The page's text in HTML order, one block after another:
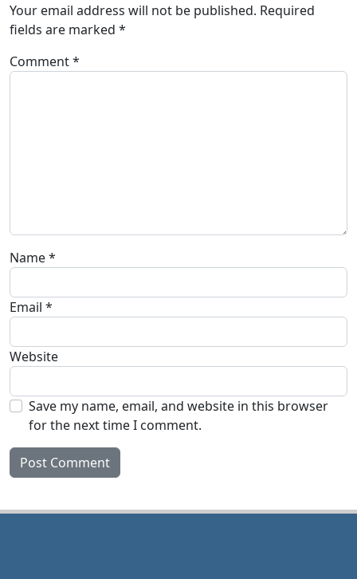
Your email address will not be published. Required
fields are marked *
Comment*
Name*
Email *
Website
Save my name, email, and website in this browser
for the next time I comment.